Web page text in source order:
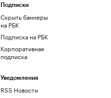
Подписки
Скрыть баннеры
на РБК
Подписка на РБК
Корпоративная
подписка
Уведомления
RSS Новости